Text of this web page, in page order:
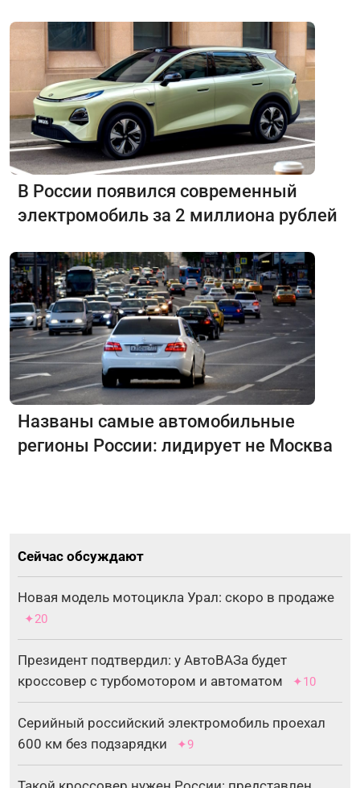
В России появился современный
электромобиль за 2 миллиона рублей
Названы самые автомобильные
регионы России: лидирует не Москва
Сейчас обсуждают
Новая модель мотоцикла Урал: скоро в продаже
✦20
Президент подтвердил: у АвтоВАЗа будет
кроссовер с турбомотором и автоматом
✦10
Серийный российский электромобиль проехал
600 км без подзарядки
✦9